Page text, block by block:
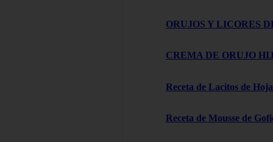
ORUJOS Y LICORES
CREMA DE ORUJO
Receta de Lacitos de
Receta de Mousse de